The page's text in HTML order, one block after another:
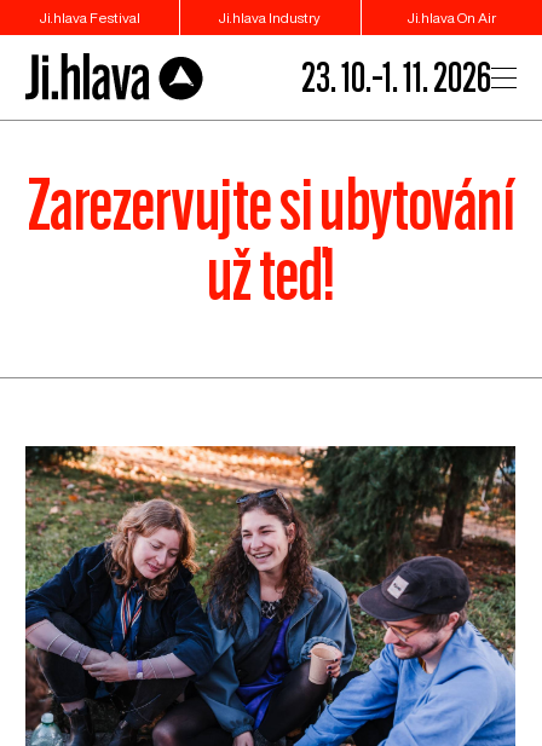
Ji.hlava Festival Ji.hlava Industry Ji.hlava On Air
23. 10.–1. 11. 2026
Zarezervujte si ubytování
už teď!